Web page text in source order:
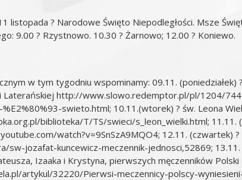
listopada ? Narodowe Święto Niepodległości. Msze
9.00 ? Rzystnowo. 10.30 ? Żarnowo; 12.00 ? Koniewo.
w tym tygodniu wspominamy: 09.11. (poniedziałek)
Laterańskiej http://www.slowo.redemptor.pl/pl/1204/
swieto.html; 10.11.(wtorek) ? św. Leona
biblioteka/T/TS/swieci/s_leon_wielki.html; 11.11.
watch?v=9SnSzA9MQO4; 12.11. (czwartek) ?
sw-jozafat-kuncewicz-meczennik-jednosci,52869;
Izaaka i Krystyna, pierwszych męczenników Polski
artykul/32220/Pierwsi-meczennicy-polscy-